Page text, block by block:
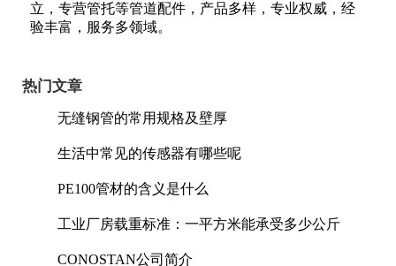
立，专营管托等管道配件，产品多样，专业权威，经
验丰富，服务多领域。
热门文章
无缝钢管的常用规格及壁厚
生活中常见的传感器有哪些呢
PE100管材的含义是什么
工业厂房载重标准：一平方米能承受多少公斤
CONOSTAN公司简介